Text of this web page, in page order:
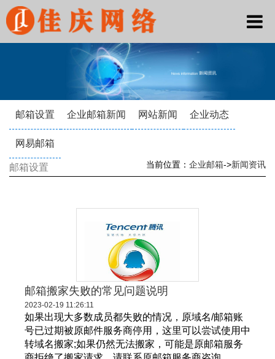
邮箱设置 企业邮箱新闻 网站新闻 企业动态
网易邮箱
邮箱设置 当前位置： 企业邮箱->新闻资讯
邮箱搬家失败的常见问题说明
2023-02-19 11:26:11
如果出现大多数成员都失败的情况，原域名/邮箱账
号已过期被原邮件服务商停用，这里可以尝试使用中
转域名搬家;如果仍然无法搬家，可能是原邮箱服务